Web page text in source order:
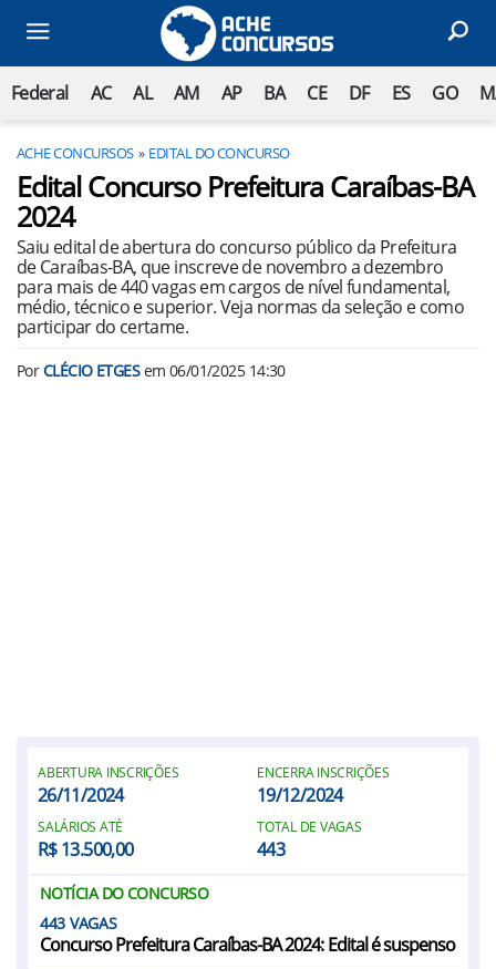
Federal AC AL AM AP BA CE DF ES GO
ACHE CONCURSOS EDITAL DO CONCURSO
Edital Concurso Prefeitura Caraíbas-BA
2024
Saiu edital de abertura do concurso público da Prefeitura
de Caraíbas-BA, que inscreve de novembro a dezembro
para mais de 440 vagas em cargos de nível fundamental,
médio, técnico e superior. Veja normas da seleção e como
participar do certame.
PorCLÉCIO ETGESem 06/01/2025 14:30
ABERTURA INSCRIÇÕES
26/11/2024
ENCERRA INSCRIÇÕES
19/12/2024
SALÁRIOS ATÉ
R$ 13.500,00
TOTAL DE VAGAS
443
NOTÍCIA DO CONCURSO
443
Concurso Prefeitura Caraíbas-BA 2024: Edital é suspenso